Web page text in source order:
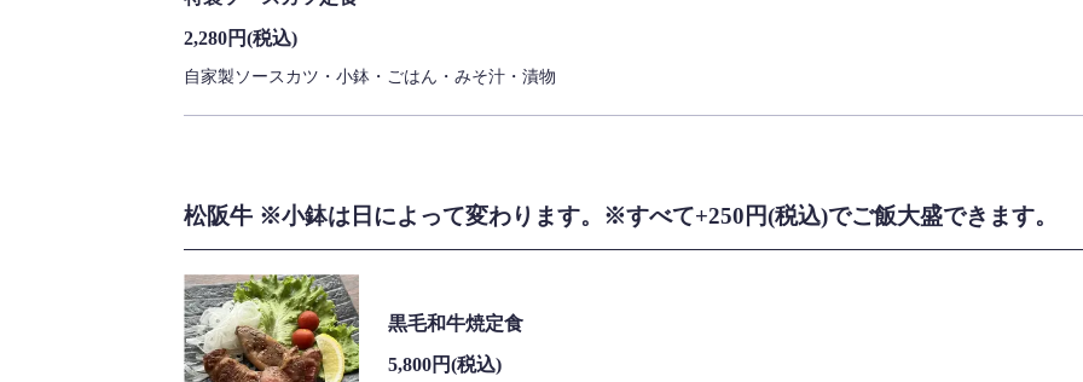
2,280円(税込)
自家製ソースカツ・小鉢・ごはん・みそ汁・漬物
松阪牛 ※小鉢は日によって変わります。※すべて+250円(税込)でご飯大盛できます。
黒毛和牛焼定食
5,800円(税込)